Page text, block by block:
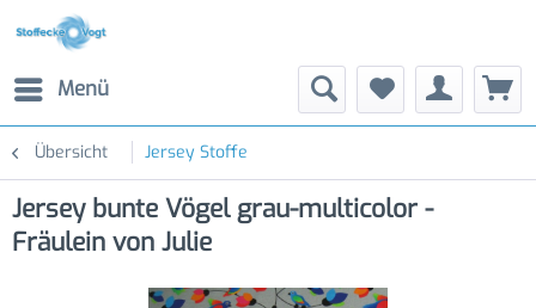
Menü
Übersicht Jersey Stoffe
Jersey bunte Vögel grau-multicolor -
Fräulein von Julie